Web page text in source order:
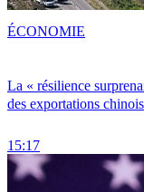
La « résilience
des exportations
15:17
ÉCONOMIE